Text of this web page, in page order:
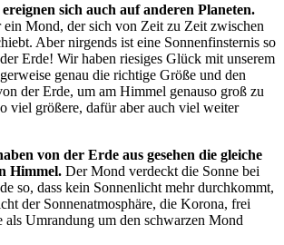
sich auch auf anderen Planeten.
Mond, der sich von Zeit zu Zeit zwischen
Aber nirgends ist eine Sonnenfinsternis so
Erde! Wir haben riesiges Glück mit unserem
genau die richtige Größe und den
der Erde, um am Himmel genauso groß zu
viel größere, dafür aber auch viel weiter
von der Erde aus gesehen die gleiche
Himmel. Der Mond verdeckt die Sonne bei
so, dass kein Sonnenlicht mehr durchkommt,
der Sonnenatmosphäre, die Korona, frei
als Umrandung um den schwarzen Mond